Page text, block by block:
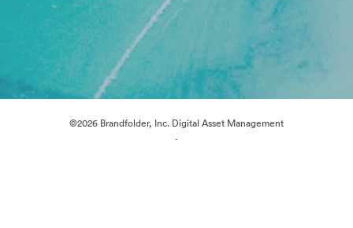
©2026 Brandfolder, Inc. Digital Asset Management
·